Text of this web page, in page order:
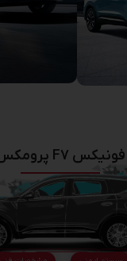
فونیکس F7 پرومکس